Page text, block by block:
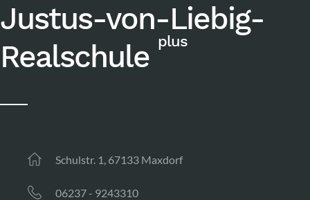
Justus-von-Liebig-
Realschule plus
Schulstr. 1, 67133 Maxdorf
06237 - 9243310